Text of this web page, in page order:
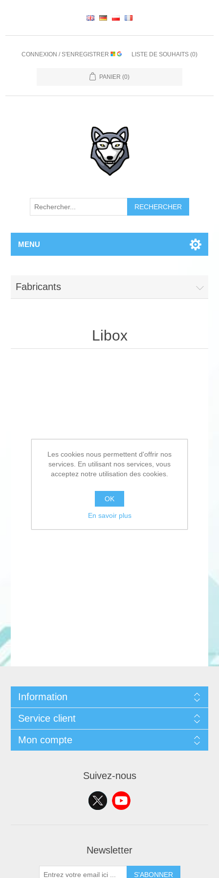
CONNEXION / S'ENREGISTRER LISTE DE SOUHAITS (0)
PANIER (0)
RECHERCHER
MENU
Fabricants
Libox
Information
Service client
Mon compte
Suivez-nous
Newsletter
S'ABONNER
Les cookies nous permettent d'offrir nos
services. En utilisant nos services, vous
acceptez notre utilisation des cookies.
OK
En savoir plus